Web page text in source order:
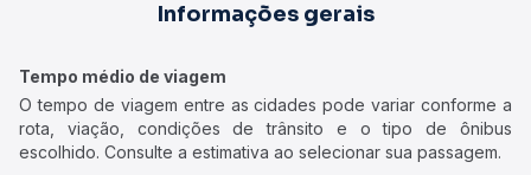
Informações gerais
Tempo médio de viagem
O tempo de viagem entre as cidades pode variar conforme a
rota, viação, condições de trânsito e o tipo de ônibus
escolhido. Consulte a estimativa ao selecionar sua passagem.